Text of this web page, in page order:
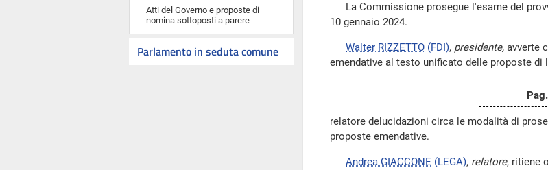
Atti del Governo e proposte di
nomina sottoposti a parere
Parlamento in seduta comune
La Commissione prosegue l'esame del
10 gennaio 2024.
Walter RIZZETTO (FDI), presidente, avverte
emendative al testo unificato delle proposte di
relatore delucidazioni circa le modalità di
proposte emendative.
Andrea GIACCONE (LEGA), relatore, ritiene